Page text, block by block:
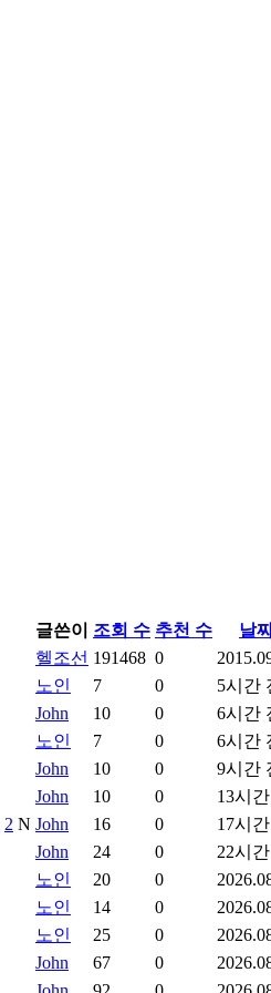
글쓴이 조회 수 추천 수
날
헬조선 191468 0
노인 7 0
5시간
John 10 0
6시간
노인 7 0
6시간
John 10 0
9시간
John 10 0
13시
2 N John 16 0
17시
John 24 0
22시
노인 20 0
노인 14 0
노인 25 0
John 67 0